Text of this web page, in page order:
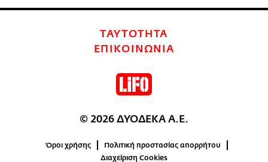
ΤΑΥΤΟΤΗΤΑ
ΕΠΙΚΟΙΝΩΝΙΑ
© 2026 ΔΥΟΔΕΚΑ Α.Ε.
Όροι χρήσης
Πολιτική προστασίας απορρήτου
Διαχείριση Cookies